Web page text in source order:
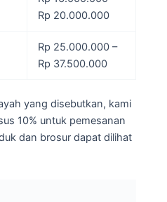
Rp 20.000.000
Rp 25.000.000 –
Rp 37.500.000
yang disebutkan, kami
10% untuk pemesanan
dan brosur dapat dilihat